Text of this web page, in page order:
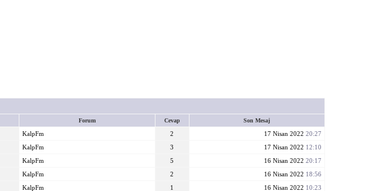
Forum Cevap Son Mesaj
KalpFm 2 17 Nisan 2022 20:27
KalpFm 3 17 Nisan 2022 12:10
KalpFm 5 16 Nisan 2022 20:17
KalpFm 2 16 Nisan 2022 18:56
KalpFm 1 16 Nisan 2022 10:23